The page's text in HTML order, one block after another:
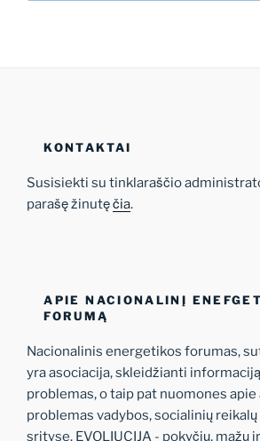
KONTAKTAI
Susisiekti su tinklaraščio
parašę žinutęčia.
APIE NACIONALINĮ
FORUMĄ
Nacionalinis energetikos forumas,
yra asociacija, skleidžianti
problemas, o taip pat nuomones apie
problemas vadybos, socialinių
srityse. EVOLIUCIJA - pokyčių, mažų